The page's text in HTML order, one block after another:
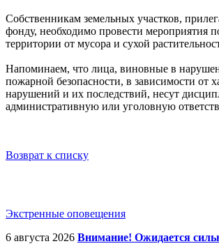
Собственникам земельных участков,
фонду, необходимо провести мероприятия
территории от мусора и сухой
Напоминаем, что лица, виновные в
пожарной безопасности, в зависимости от
нарушений и их последствий, несут
административную или уголовную
Возврат к списку
Экстренные оповещения
6 августа 2026 Внимание! Ожидается